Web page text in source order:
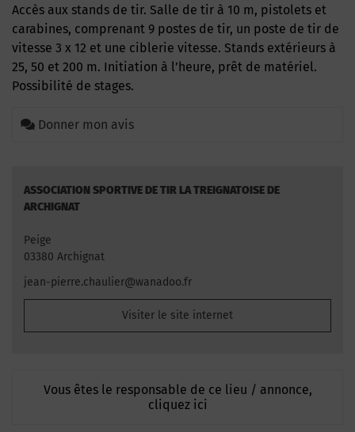
Accès aux stands de tir. Salle de tir à 10 m, pistolets et
carabines, comprenant 9 postes de tir, un poste de tir de
vitesse 3 x 12 et une ciblerie vitesse. Stands extérieurs à
25, 50 et 200 m. Initiation à l’heure, prêt de matériel.
Possibilité de stages.
Donner mon avis
ASSOCIATION SPORTIVE DE TIR LA TREIGNATOISE DE
ARCHIGNAT
Peige
03380 Archignat
jean-pierre.chaulier@wanadoo.fr
Visiter le site internet
Vous êtes le responsable de ce lieu / annonce,
cliquez ici